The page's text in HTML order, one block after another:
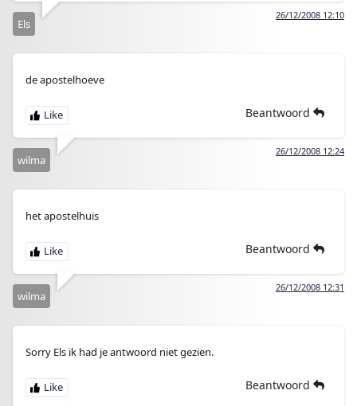
26/12/2008 12:10
Els
de apostelhoeve
Beantwoord
26/12/2008 12:24
wilma
het apostelhuis
Beantwoord
26/12/2008 12:31
wilma
Sorry Els ik had je antwoord niet gezien.
Beantwoord